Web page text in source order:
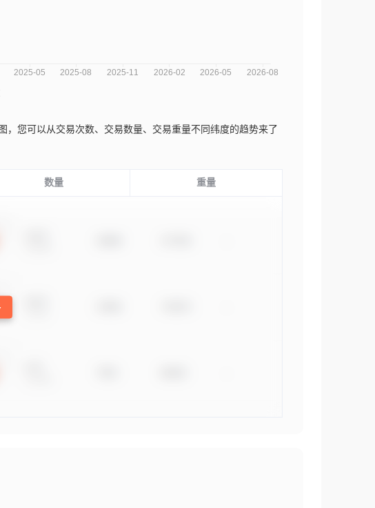
，您可以从交易次数、交易数量、交易重量不同纬度的趋势来了
数量 重量